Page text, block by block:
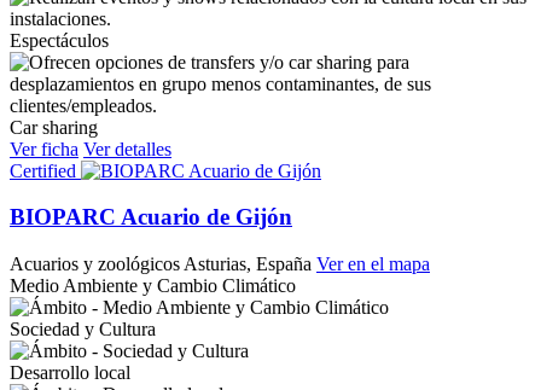
Espectáculos
Car sharing
Ver ficha Ver detalles
Certified
BIOPARC Acuario de Gijón
Acuarios y zoológicos Asturias, España Ver en el mapa
Medio Ambiente y Cambio Climático
Sociedad y Cultura
Desarrollo local